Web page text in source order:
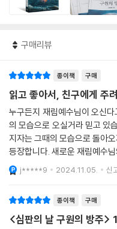
구매리뷰
종이책 구매
읽고 좋아서, 친구에게 주
누구든지 재림예수님이 오신
의 모습으로 오실거라 믿고 있
지자는 그때의 모습으로 돌아
등장합니다. 새로운 재림예수
j*****9 2024.11.05. 신
종이책 구매